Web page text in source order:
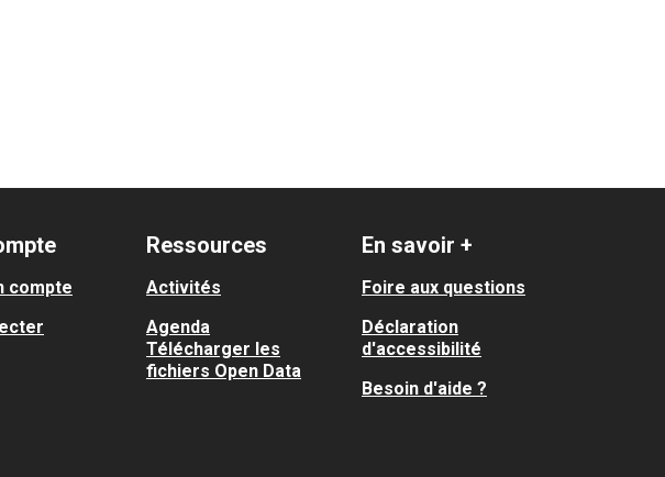
compte
Ressources
Activités
Agenda
Télécharger les
fichiers Open Data
En savoir +
Foire aux questions
Déclaration
d'accessibilité
Besoin d'aide ?